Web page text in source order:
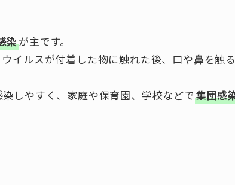
染が主です。
イルスが付着した物に触れた後、口や鼻を触
しやすく、家庭や保育園、学校などで集団感